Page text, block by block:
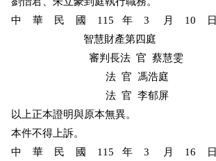
中    華    民    國    115   年    3     月    10    日
                          智慧財產第四庭
                            審判長法  官  蔡慧雯
                                  法  官  馮浩庭
                                  法  官  李郁屏
以上正本證明與原本無異。
本件不得上訴。
中    華    民    國    115   年    3     月    16    日